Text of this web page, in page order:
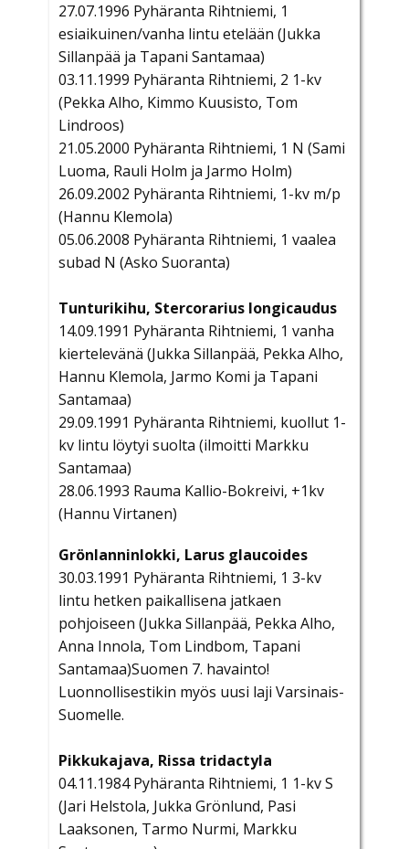
27.07.1996 Pyhäranta Rihtniemi, 1
esiaikuinen/vanha lintu etelään (Jukka
Sillanpää ja Tapani Santamaa)
03.11.1999 Pyhäranta Rihtniemi, 2 1-kv
(Pekka Alho, Kimmo Kuusisto, Tom
Lindroos)
21.05.2000 Pyhäranta Rihtniemi, 1 N (Sami
Luoma, Rauli Holm ja Jarmo Holm)
26.09.2002 Pyhäranta Rihtniemi, 1-kv m/p
(Hannu Klemola)
05.06.2008 Pyhäranta Rihtniemi, 1 vaalea
subad N (Asko Suoranta)
Tunturikihu, Stercorarius longicaudus
14.09.1991 Pyhäranta Rihtniemi, 1 vanha
kiertelevänä (Jukka Sillanpää, Pekka Alho,
Hannu Klemola, Jarmo Komi ja Tapani
Santamaa)
29.09.1991 Pyhäranta Rihtniemi, kuollut 1-
kv lintu löytyi suolta (ilmoitti Markku
Santamaa)
28.06.1993 Rauma Kallio-Bokreivi, +1kv
(Hannu Virtanen)
Grönlanninlokki, Larus glaucoides
30.03.1991 Pyhäranta Rihtniemi, 1 3-kv
lintu hetken paikallisena jatkaen
pohjoiseen (Jukka Sillanpää, Pekka Alho,
Anna Innola, Tom Lindbom, Tapani
Santamaa)Suomen 7. havainto!
Luonnollisestikin myös uusi laji Varsinais-
Suomelle.
Pikkukajava, Rissa tridactyla
04.11.1984 Pyhäranta Rihtniemi, 1 1-kv S
(Jari Helstola, Jukka Grönlund, Pasi
Laaksonen, Tarmo Nurmi, Markku